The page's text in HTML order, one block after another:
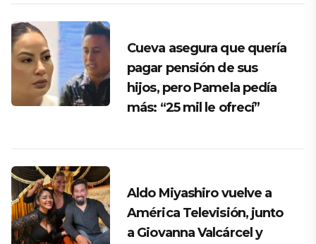
Cueva asegura que quería
pagar pensión de sus
hijos, pero Pamela pedía
más: “25 mil le ofrecí”
Aldo Miyashiro vuelve a
América Televisión, junto
a Giovanna Valcárcel y